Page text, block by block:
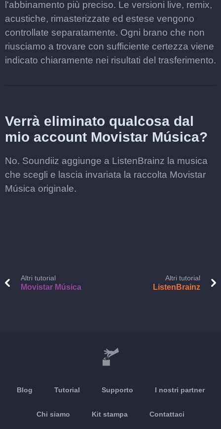
l'abbinamento più preciso. Le versioni live, remix,
acustiche, rimasterizzate ed estese vengono
controllate separatamente. Ogni brano che non
riusciamo a trovare con sufficiente certezza viene
indicato chiaramente nei risultati del trasferimento.
Verrà eliminato qualcosa dal
mio account Movistar Música?
No. Soundiiz aggiunge a ListenBrainz la musica
che scegli e lascia invariata la raccolta Movistar
Música originale.
Altri tutorial
Movistar Música
Altri tutorial
ListenBrainz
Blog Tutorial Supporto I nostri partner
Chi siamo Kit stampa Contattaci